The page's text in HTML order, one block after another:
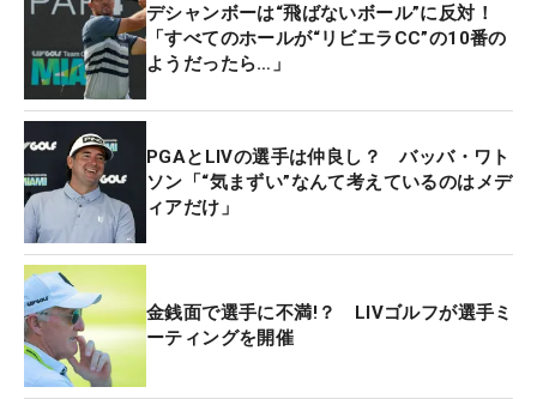
られる。
デシャンボーは“飛ばないボール”に反対！
「すべてのホールが“リビエラCC”の10番の
ようだったら…」
PGAとLIVの選手は仲良し？ バッバ・ワト
ソン「“気まずい”なんて考えているのはメデ
ィアだけ」
金銭面で選手に不満!？ LIVゴルフが選手ミ
ーティングを開催